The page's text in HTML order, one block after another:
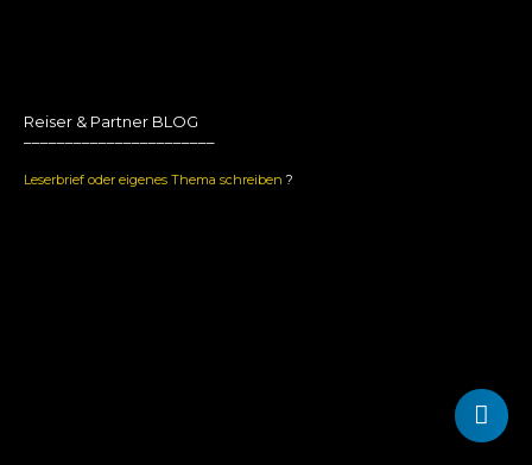
Reiser & Partner BLOG
Leserbrief oder eigenes Thema schreiben ?